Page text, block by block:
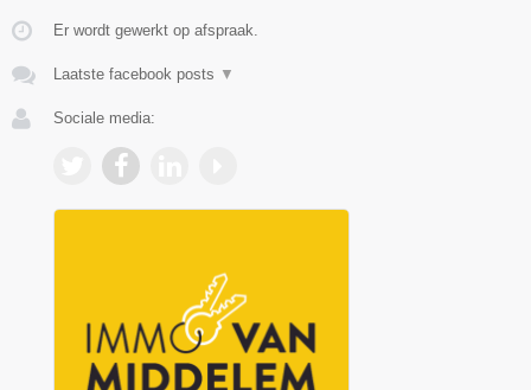
Er wordt gewerkt op afspraak.
Laatste facebook posts ▼
Sociale media: